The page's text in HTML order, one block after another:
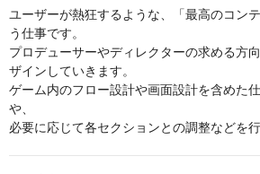
ユーザーが熱狂するような、「最高のコン
う仕事です。
プロデューサーやディレクターの求める方
ザインしていきます。
ゲーム内のフロー設計や画面設計を含めた
や、
必要に応じて各セクションとの調整などを